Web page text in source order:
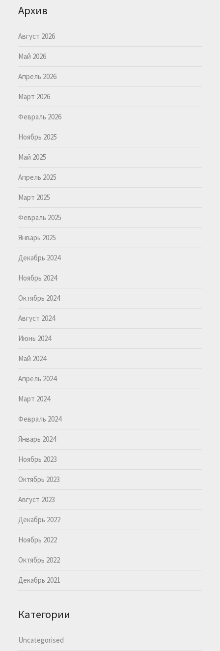
Архив
Август 2026
Май 2026
Апрель 2026
Март 2026
Февраль 2026
Ноябрь 2025
Май 2025
Апрель 2025
Март 2025
Февраль 2025
Январь 2025
Декабрь 2024
Ноябрь 2024
Октябрь 2024
Август 2024
Июнь 2024
Май 2024
Апрель 2024
Март 2024
Февраль 2024
Январь 2024
Ноябрь 2023
Октябрь 2023
Август 2023
Декабрь 2022
Ноябрь 2022
Октябрь 2022
Декабрь 2021
Категории
Uncategorised